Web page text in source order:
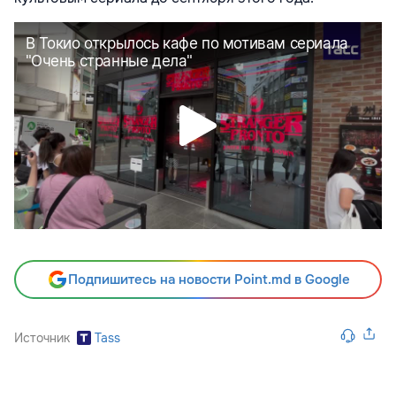
Подпишитесь на новости Point.md в Google
Источник Tass